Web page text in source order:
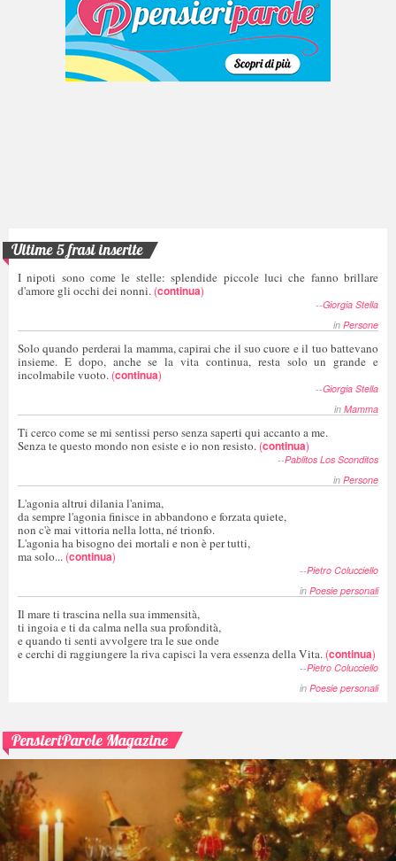
Ultime 5 frasi inserite
I nipoti sono come le stelle: splendide piccole luci che fanno brillare
d'amore gli occhi dei nonni. (continua)
--Giorgia Stella
in Persone
Solo quando perderai la mamma, capirai che il suo cuore e il tuo battevano
insieme. E dopo, anche se la vita continua, resta solo un grande e
incolmabile vuoto. (continua)
--Giorgia Stella
in Mamma
Ti cerco come se mi sentissi perso senza saperti qui accanto a me.
Senza te questo mondo non esiste e io non resisto. (continua)
--Pablitos Los Sconditos
in Persone
L'agonia altrui dilania l'anima,
da sempre l'agonia finisce in abbandono e forzata quiete,
non c'è mai vittoria nella lotta, né trionfo.
L'agonia ha bisogno dei mortali e non è per tutti,
ma solo... (continua)
--Pietro Colucciello
in Poesie personali
Il mare ti trascina nella sua immensità,
ti ingoia e ti da calma nella sua profondità,
e quando ti senti avvolgere tra le sue onde
e cerchi di raggiungere la riva capisci la vera essenza della Vita. (continua)
--Pietro Colucciello
in Poesie personali
PensieriParole Magazine